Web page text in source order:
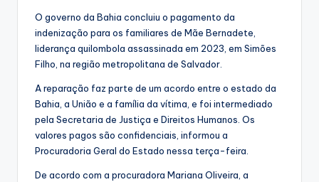
O governo da Bahia concluiu o pagamento da
indenização para os familiares de Mãe Bernadete,
liderança quilombola assassinada em 2023, em Simões
Filho, na região metropolitana de Salvador.
A reparação faz parte de um acordo entre o estado da
Bahia, a União e a família da vítima, e foi intermediado
pela Secretaria de Justiça e Direitos Humanos. Os
valores pagos são confidenciais, informou a
Procuradoria Geral do Estado nessa terça-feira.
De acordo com a procuradora Mariana Oliveira, a